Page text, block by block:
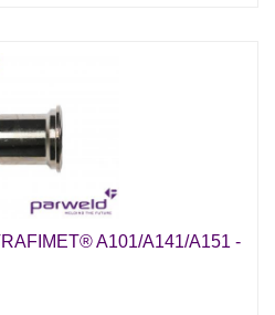
A101/A141/A151 -